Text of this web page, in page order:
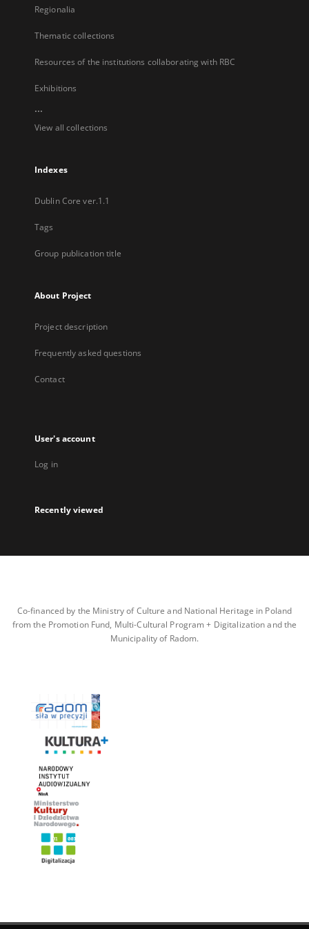
Regionalia
Thematic collections
Resources of the institutions collaborating with RBC
Exhibitions
...
View all collections
Indexes
Dublin Core ver.1.1
Tags
Group publication title
About Project
Project description
Frequently asked questions
Contact
User's account
Log in
Recently viewed
Co-financed by the Ministry of Culture and National Heritage in Poland
from the Promotion Fund, Multi-Cultural Program + Digitalization and the
Municipality of Radom.